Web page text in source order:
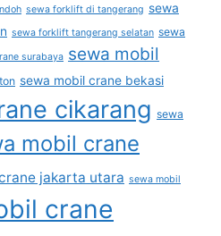
sewa forklift di tangerang sewa
sewa forklift tangerang selatan sewa
surabaya sewa mobil
sewa mobil crane bekasi
cikarang sewa
mobil crane
jakarta utara sewa mobil
crane